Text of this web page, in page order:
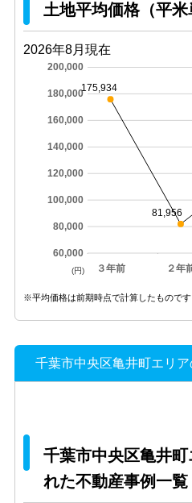
土地平均価格（平
2026年8月現在
３年前 ２年
60,000
80,000
100,000
120,000
140,000
160,000
180,000
200,000
175,934
81,956
(円)
※平均価格は前期時点で計算したものです
千葉市中央区亀井町エリア
千葉市中央区亀井
れた不動産事例一覧